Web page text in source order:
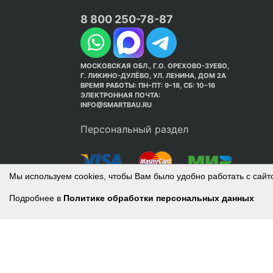
8 800 250-78-87
МОСКОВСКАЯ ОБЛ., Г.О. ОРЕХОВО-ЗУЕВО,
Г. ЛИКИНО-ДУЛЁВО, УЛ. ЛЕНИНА, ДОМ 2А
ВРЕМЯ РАБОТЫ: ПН–ПТ: 9–18, СБ: 10–16
ЭЛЕКТРОННАЯ ПОЧТА:
INFO@SMARTBAU.RU
Персональный раздел
Мы используем cookies, чтобы Вам было удобно работать с
Подробнее в Политике обработки персональных данных